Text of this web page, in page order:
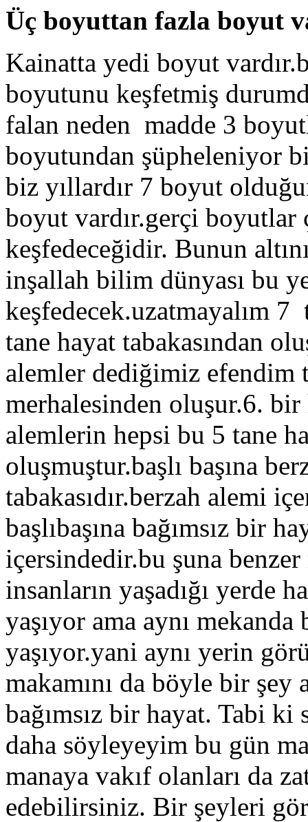
Üç boyuttan fazla boyut
Kainatta yedi boyut
boyutunu keşfetmiş
falan neden madde 3
boyutundan şüpheleniyor
biz yıllardır 7 boyut
boyut vardır.gerçi boyutlar
keşfedeceğidir. Bunun
inşallah bilim dünyası bu
keşfedecek.uzatmayalım
tane hayat tabakasından
alemler dediğimiz efendim
merhalesinden oluşur.6.
alemlerin hepsi bu 5 tane
oluşmuştur.başlı başına
tabakasıdır.berzah alemi
başlıbaşına bağımsız bir
içersindedir.bu şuna benzer
insanların yaşadığı yerde
yaşıyor ama aynı
yaşıyor.yani aynı yerin
makamını da böyle bir
bağımsız bir hayat. Tabi ki
daha söyleyeyim bu gün
manaya vakıf olanları da
edebilirsiniz. Bir şeyleri